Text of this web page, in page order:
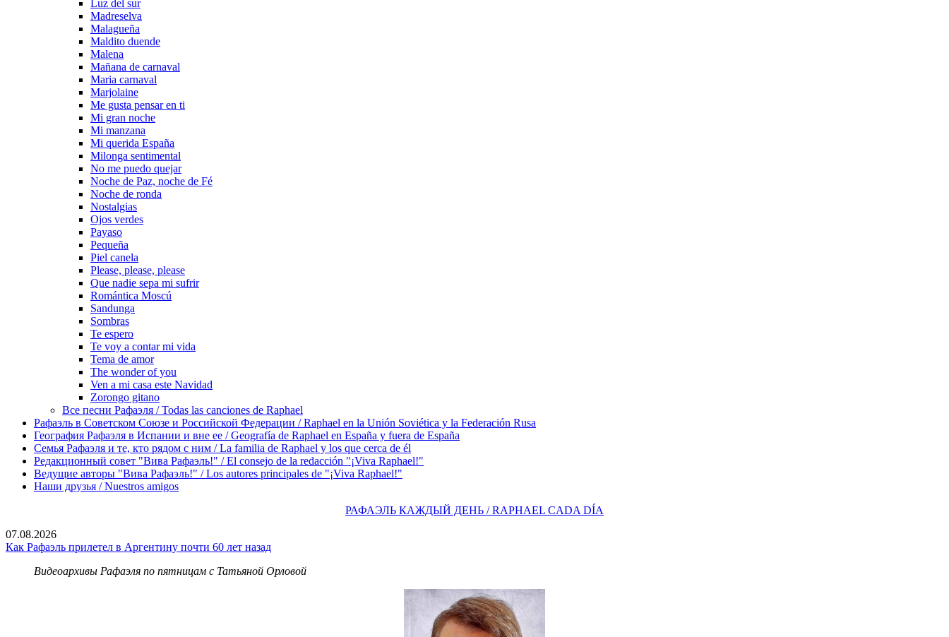
Luz del sur
Madreselva
Malagueña
Maldito duende
Malena
Mañana de carnaval
Maria carnaval
Marjolaine
Me gusta pensar en ti
Mi gran noche
Mi manzana
Mi querida España
Milonga sentimental
No me puedo quejar
Noche de Paz, noche de Fé
Noche de ronda
Nostalgias
Ojos verdes
Payaso
Pequeña
Piel canela
Please, please, please
Que nadie sepa mi sufrir
Romántica Moscú
Sandunga
Sombras
Te espero
Te voy a contar mi vida
Tema de amor
The wonder of you
Ven a mi casa este Navidad
Zorongo gitano
Все песни Рафаэля / Todas las canciones de Raphael
Рафаэль в Советском Союзе и Российской Федерации / Raphael en la Unión Soviética y la Federación Rusa
География Рафаэля в Испании и вне ее / Geografía de Raphael en España y fuera de España
Семья Рафаэля и те, кто рядом с ним / La familia de Raphael y los que cerca de él
Редакционный совет "Вива Рафаэль!" / El consejo de la redacción "¡Viva Raphael!"
Ведущие авторы "Вива Рафаэль!" / Los autores principales de "¡Viva Raphael!"
Наши друзья / Nuestros amigos
РАФАЭЛЬ КАЖДЫЙ ДЕНЬ / RAPHAEL CADA DÍA
07.08.2026
Как Рафаэль прилетел в Аргентину почти 60 лет назад
Видеоархивы Рафаэля по пятницам с Татьяной Орловой